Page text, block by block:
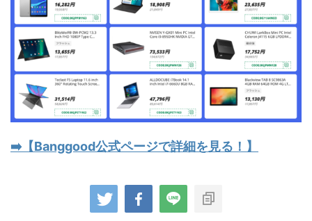
➡️【Banggood公式ページで詳細を見る！】